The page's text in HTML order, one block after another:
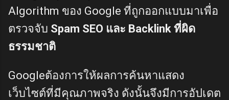
Algorithm ของ Google ที่ถูกออกแบบมาเพื่อ
ตรวจจับ Spam SEO และ Backlink ที่ผิด
ธรรมชาติ
Googleต้องการให้ผลการค้นหาแสดง
เว็บไซต์ที่มีคุณภาพจริง ดังนั้นจึงมีการอัปเดต